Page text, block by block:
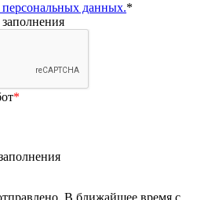
персональных данных.*
*
В ближайшее время с